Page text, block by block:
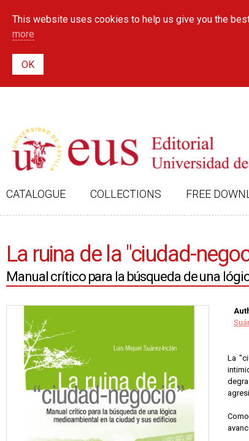
This website uses cookies to help us give you the
more
CATALOGUE COLLECTIONS FREE
La ruina de la "ciudad-
Manual crítico para la búsqueda de una
La